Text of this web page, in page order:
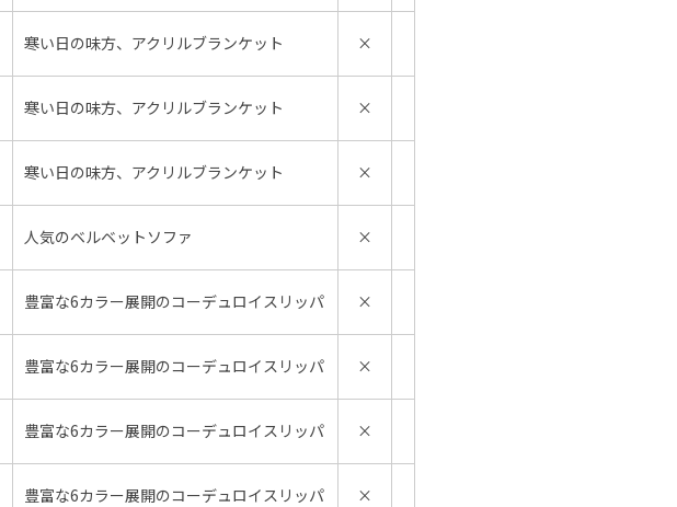
寒い日の味方、アクリルブランケット ×
寒い日の味方、アクリルブランケット ×
寒い日の味方、アクリルブランケット ×
人気のベルベットソファ ×
豊富な6カラー展開のコーデュロイスリッパ ×
豊富な6カラー展開のコーデュロイスリッパ ×
豊富な6カラー展開のコーデュロイスリッパ ×
豊富な6カラー展開のコーデュロイスリッパ ×